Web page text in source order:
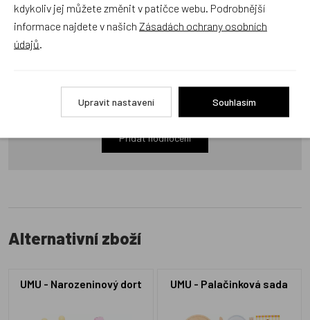
Recenze
Produkt zatím nemá žádné hodnocení,buďte první, kdo
produkt ohodnotí!
Přidat hodnocení
Alternativní zboží
UMU - Narozeninový dort UMU - Palačinková sada
kdykoliv jej můžete změnit v patičce webu. Podrobnější
informace najdete v našich Zásadách ochrany osobních
údajů
Upravit nastavení Souhlasím